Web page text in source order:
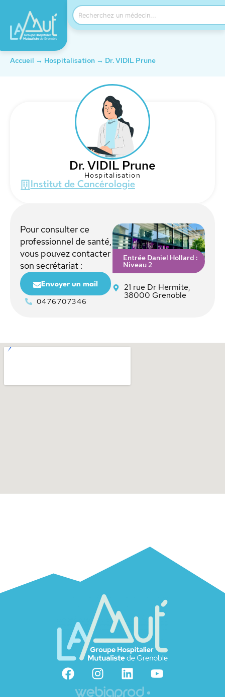
Accueil → Hospitalisation → Dr. VIDIL Prune
Dr. VIDIL Prune
Hospitalisation
Institut de Cancérologie
Pour consulter ce
professionnel de santé,
vous pouvez contacter
son secrétariat :
Envoyer un mail
0476707346
Entrée Daniel Hollard :
Niveau 2
21 rue Dr Hermite,
38000 Grenoble